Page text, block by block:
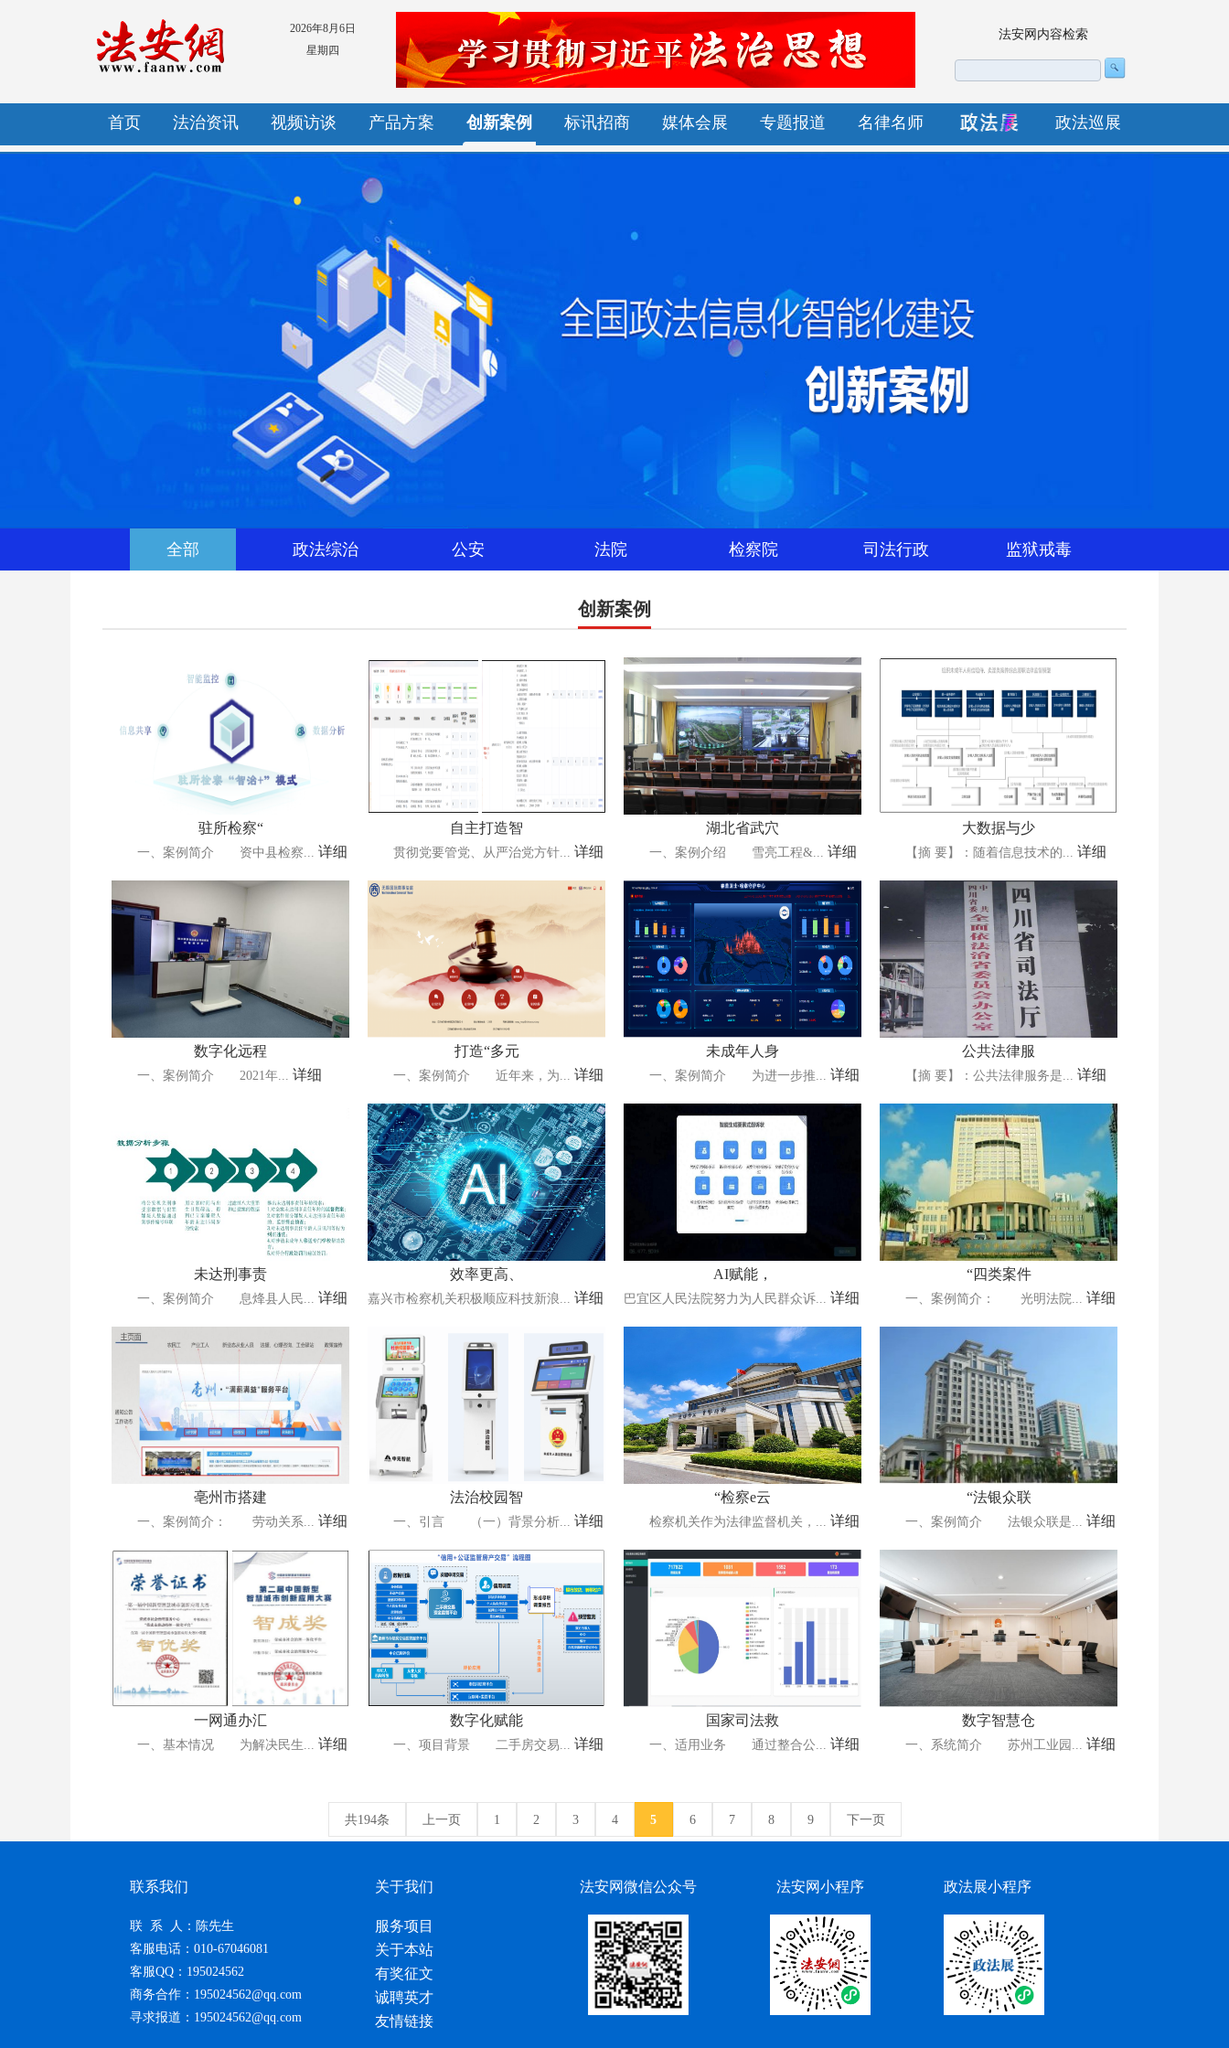
2026年8月6日
星期四
法安网内容检索
首页 法治资讯 视频访谈 产品方案 创新案例 标讯招商 媒体会展 专题报道 名律名师 政法巡展
全部 政法综治 公安 法院 检察院 司法行政 监狱戒毒
创新案例
驻所检察“
一、案例简介 资中县检察... 详细
自主打造智
贯彻党要管党、从严治党方针... 详细
湖北省武穴
一、案例介绍 雪亮工程&... 详细
大数据与少
【摘 要】：随着信息技术的... 详细
数字化远程
一、案例简介 2021年... 详细
打造“多元
一、案例简介 近年来，为... 详细
未成年人身
一、案例简介 为进一步推... 详细
公共法律服
【摘 要】：公共法律服务是... 详细
未达刑事责
一、案例简介 息烽县人民... 详细
效率更高、
嘉兴市检察机关积极顺应科技新浪... 详细
AI赋能，
巴宜区人民法院努力为人民群众诉... 详细
“四类案件
一、案例简介： 光明法院... 详细
亳州市搭建
一、案例简介： 劳动关系... 详细
法治校园智
一、引言 （一）背景分析... 详细
“检察e云
检察机关作为法律监督机关，... 详细
“法银众联
一、案例简介 法银众联是... 详细
一网通办汇
一、基本情况 为解决民生... 详细
数字化赋能
一、项目背景 二手房交易... 详细
国家司法救
一、适用业务 通过整合公... 详细
数字智慧仓
一、系统简介 苏州工业园... 详细
共194条 上一页 1 2 3 4 5 6 7 8 9 下一页
联系我们
联 系 人：陈先生
客服电话：010-67046081
客服QQ：195024562
商务合作：195024562@qq.com
寻求报道：195024562@qq.com
关于我们
服务项目
关于本站
有奖征文
诚聘英才
友情链接
法安网微信公众号 法安网小程序 政法展小程序